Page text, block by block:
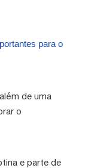
para o
de uma
o
e parte de